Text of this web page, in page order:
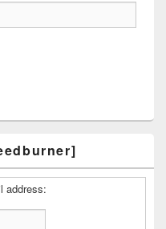
address: